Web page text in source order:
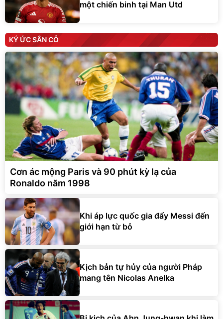
một chiến binh tại Man Utd
KÝ ỨC SÂN CỎ
Cơn ác mộng Paris và 90 phút kỳ lạ của
Ronaldo năm 1998
Khi áp lực quốc gia đẩy Messi đến
giới hạn từ bỏ
Kịch bản tự hủy của người Pháp
mang tên Nicolas Anelka